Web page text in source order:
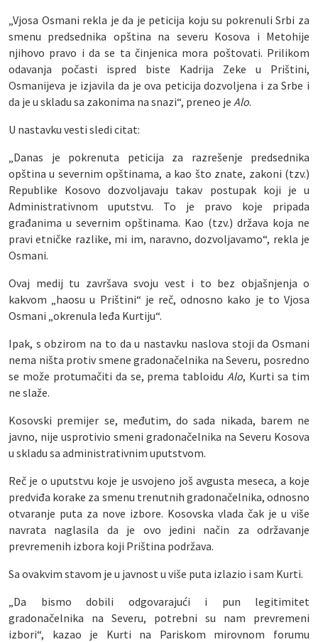
„Vjosa Osmani rekla je da je peticija koju su pokrenuli Srbi za
smenu predsednika opština na severu Kosova i Metohije
njihovo pravo i da se ta činjenica mora poštovati. Prilikom
odavanja počasti ispred biste Kadrija Zeke u Prištini,
Osmanijeva je izjavila da je ova peticija dozvoljena i za Srbe i
da je u skladu sa zakonima na snazi“, preneo je Alo.
U nastavku vesti sledi citat:
„Danas je pokrenuta peticija za razrešenje predsednika
opština u severnim opštinama, a kao što znate, zakoni (tzv.)
Republike Kosovo dozvoljavaju takav postupak koji je u
Administrativnom uputstvu. To je pravo koje pripada
građanima u severnim opštinama. Kao (tzv.) država koja ne
pravi etničke razlike, mi im, naravno, dozvoljavamo“, rekla je
Osmani.
Ovaj medij tu završava svoju vest i to bez objašnjenja o
kakvom „haosu u Prištini“ je reč, odnosno kako je to Vjosa
Osmani „okrenula leđa Kurtiju“.
Ipak, s obzirom na to da u nastavku naslova stoji da Osmani
nema ništa protiv smene gradonačelnika na Severu, posredno
se može protumačiti da se, prema tabloidu Alo, Kurti sa tim
ne slaže.
Kosovski premijer se, međutim, do sada nikada, barem ne
javno, nije usprotivio smeni gradonačelnika na Severu Kosova
u skladu sa administrativnim uputstvom.
Reč je o uputstvu koje je usvojeno još avgusta meseca, a koje
predviđa korake za smenu trenutnih gradonačelnika, odnosno
otvaranje puta za nove izbore. Kosovska vlada čak je u više
navrata naglasila da je ovo jedini način za održavanje
prevremenih izbora koji Priština podržava.
Sa ovakvim stavom je u javnost u više puta izlazio i sam Kurti.
„Da bismo dobili odgovarajući i pun legitimitet
gradonačelnika na Severu, potrebni su nam prevremeni
izbori“, kazao je Kurti na Pariskom mirovnom forumu